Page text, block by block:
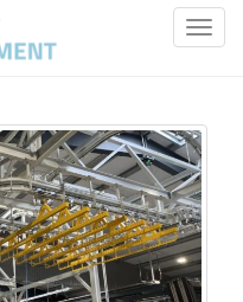
T
l
e
n
a
v
i